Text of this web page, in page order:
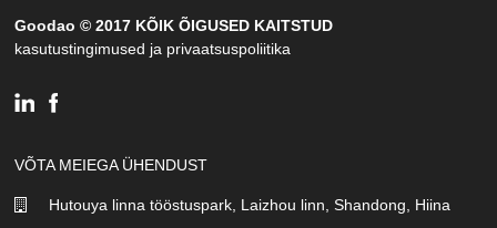
Goodao © 2017 KÕIK ÕIGUSED KAITSTUD
kasutustingimused ja privaatsuspoliitika
VÕTA MEIEGA ÜHENDUST
Hutouya linna tööstuspark, Laizhou linn, Shandong, Hiina